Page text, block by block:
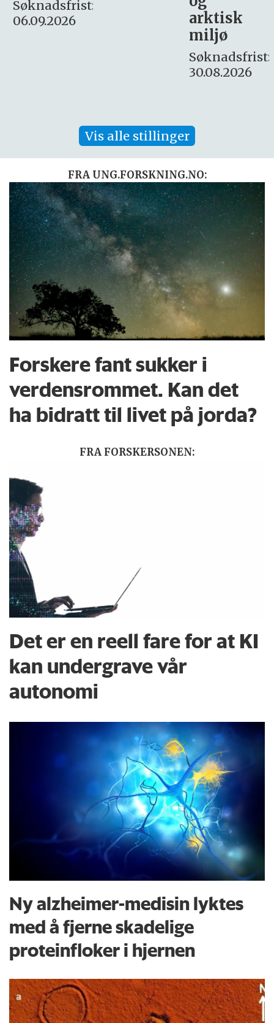
Søknadsfrist:
16. august.
Vis alle stillinger
FRA UNG.FORSKNING.NO:
Forskere fant sukker i
verdensrommet. Kan det
ha bidratt til livet på jorda?
FRA FORSKERSONEN:
Det er en reell fare for at KI
kan undergrave vår
autonomi
Ny alzheimer-medisin lyktes
med å fjerne skadelige
proteinfloker i hjernen